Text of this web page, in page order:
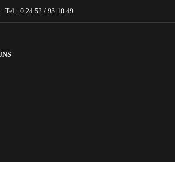
Tel.: 0 24 52 / 93 10 49